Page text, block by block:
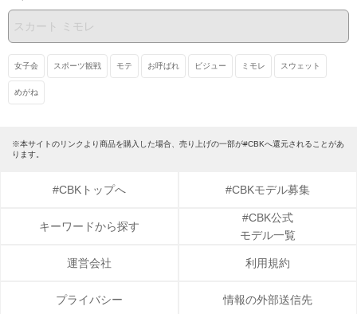
女子会 スポーツ観戦 モテ お呼ばれ ビジュー ミモレ スウェット
めがね
※本サイトのリンクより商品を購入した場合、売り上げの一部が#CBKへ還元されることがあ
ります。
#CBKトップへ #CBKモデル募集
キーワードから探す
#CBK公式
モデル一覧
運営会社 利用規約
プライバシー 情報の外部送信先